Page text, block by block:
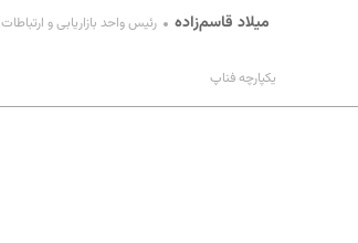
میلاد قاسم‌زاده رئیس واحد بازاریابی و ارتباطات
یکپارچه فناپ